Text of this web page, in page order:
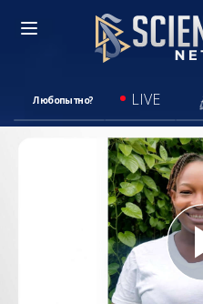
Любопытно? LIVE